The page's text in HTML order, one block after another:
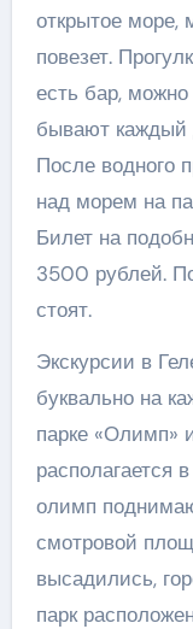
открытое море,
повезет.
есть бар,
бывают каждый
После водного
над морем на
Билет на
3500 рублей.
стоят.
Экскурсии в
буквально на
парке «Олимп»
располагается
олимп
смотровой
высадились,
парк